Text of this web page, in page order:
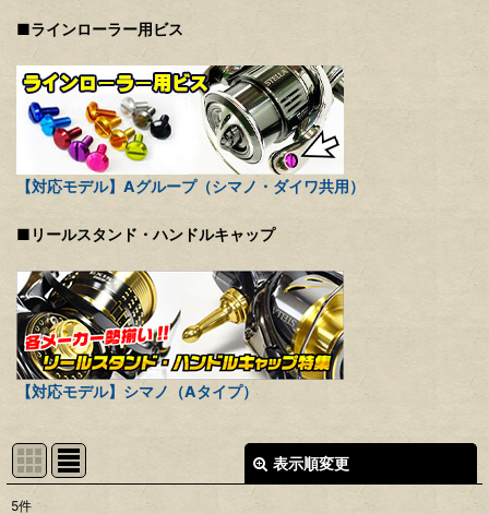
■ラインローラー用ビス
【対応モデル】Aグループ（シマノ・ダイワ共用）
■リールスタンド・ハンドルキャップ
【対応モデル】シマノ（Aタイプ）
表示順変更
5件